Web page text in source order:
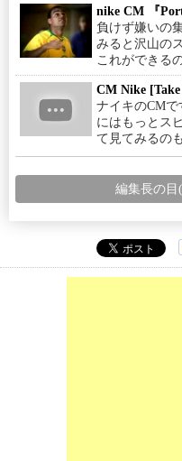
nike CM 『
負けず嫌いの
みると沢山の
これができる
CM Nike
ナイキのCM
にはもっとス
て見てみるの
編集長の目